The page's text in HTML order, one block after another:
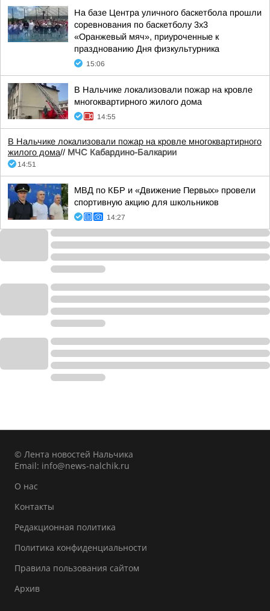
На базе Центра уличного баскетбола прошли
соревнования по баскетболу 3x3
«Оранжевый мяч», приуроченные к
празднованию Дня физкультурника
15:06
В Нальчике локализовали пожар на кровле
многоквартирного жилого дома
14:55
В Нальчике локализовали пожар на кровле многоквартирного
жилого дома// МЧС Кабардино-Балкарии
14:51
МВД по КБР и «Движение Первых» провели
спортивную акцию для школьников
14:27
© Лента новостей Нальчика
Email: info@news-nalchik.ru
О нас
Контакты
Редакционная политика
Политика конфиденциальности
Правила пользования сайтом
Архив